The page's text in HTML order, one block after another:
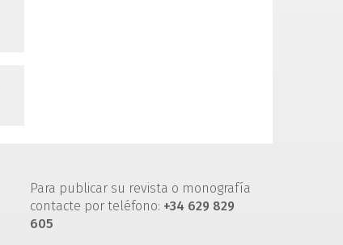
Para publicar su revista o monografía
contacte por teléfono: +34 629 829
605